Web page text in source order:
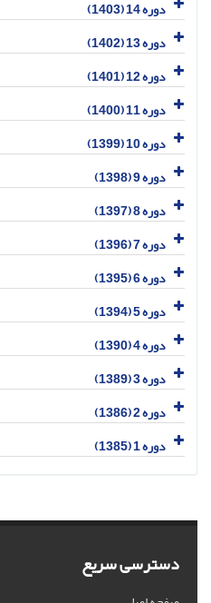
دوره 14 (1403)
دوره 13 (1402)
دوره 12 (1401)
دوره 11 (1400)
دوره 10 (1399)
دوره 9 (1398)
دوره 8 (1397)
دوره 7 (1396)
دوره 6 (1395)
دوره 5 (1394)
دوره 4 (1390)
دوره 3 (1389)
دوره 2 (1386)
دوره 1 (1385)
دسترسی سریع